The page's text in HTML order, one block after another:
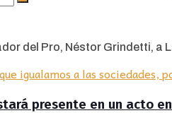
del Pro, Néstor Grindetti, a
presente en un acto